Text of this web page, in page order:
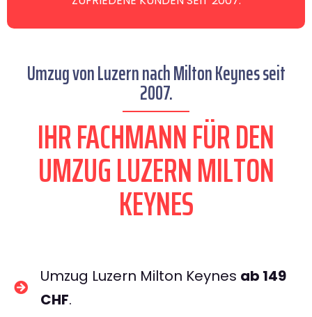
Umzug von Luzern nach Milton Keynes seit
2007.
IHR FACHMANN FÜR DEN
UMZUG LUZERN MILTON
KEYNES
Umzug Luzern Milton Keynes ab 149
CHF.